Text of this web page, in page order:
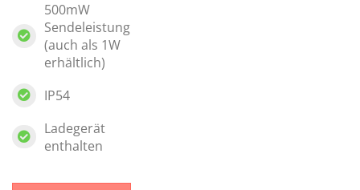
500mW
Sendeleistung
(auch als 1W
erhältlich)
IP54
Ladegerät
enthalten